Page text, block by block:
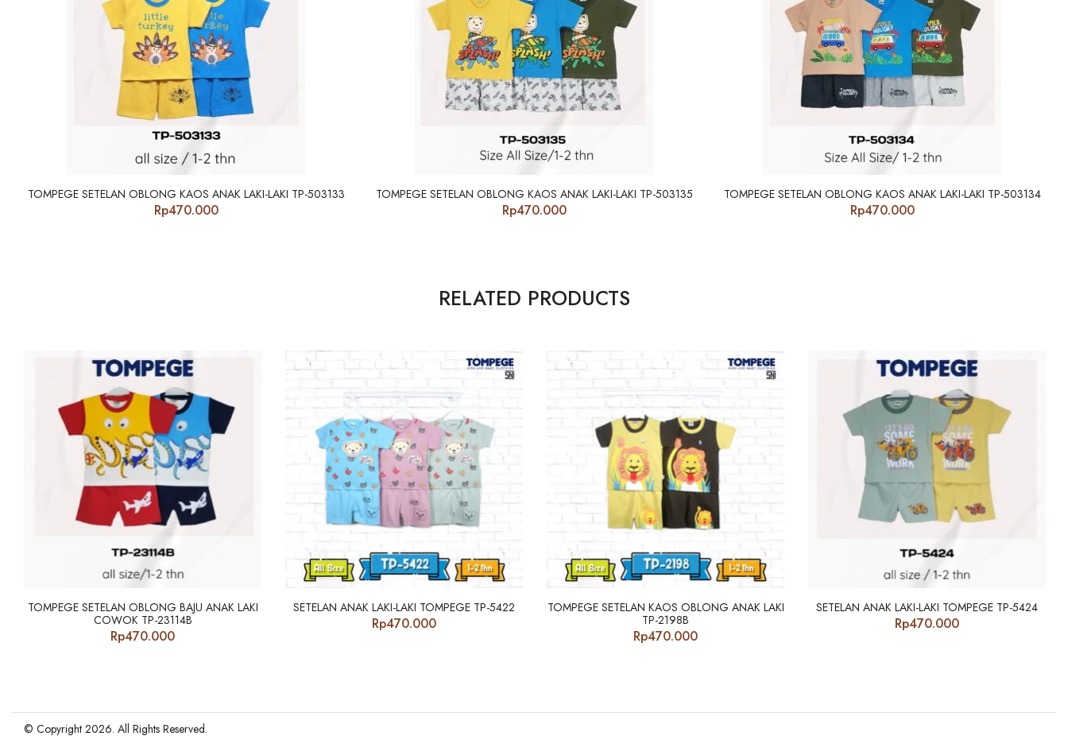
TOMPEGE SETELAN OBLONG KAOS ANAK LAKI-LAKI TP-503133
Rp470.000
TOMPEGE SETELAN OBLONG KAOS ANAK LAKI-LAKI TP-503135
Rp470.000
TOMPEGE SETELAN OBLONG KAOS ANAK LAKI-LAKI TP-503134
Rp470.000
RELATED PRODUCTS
TOMPEGE SETELAN OBLONG BAJU ANAK LAKI
COWOK TP-23114B
Rp470.000
SETELAN ANAK LAKI-LAKI TOMPEGE TP-5422
Rp470.000
TOMPEGE SETELAN KAOS OBLONG ANAK LAKI
TP-2198B
Rp470.000
SETELAN ANAK LAKI-LAKI TOMPEGE TP-5424
Rp470.000
© Copyright 2026. All Rights Reserved.